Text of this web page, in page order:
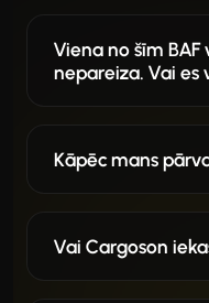
Viena no šīm
nepareiza. Vai es
Kāpēc mans
Vai Cargoson